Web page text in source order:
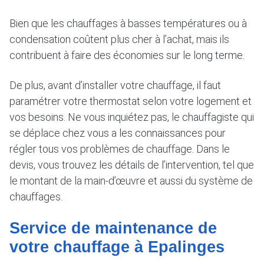
Bien que les chauffages à basses températures ou à
condensation coûtent plus cher à l’achat, mais ils
contribuent à faire des économies sur le long terme.
De plus, avant d’installer votre chauffage, il faut
paramétrer votre thermostat selon votre logement et
vos besoins. Ne vous inquiétez pas, le chauffagiste qui
se déplace chez vous a les connaissances pour
régler tous vos problèmes de chauffage. Dans le
devis, vous trouvez les détails de l’intervention, tel que
le montant de la main-d’œuvre et aussi du système de
chauffages.
Service de maintenance de
votre chauffage à Epalinges